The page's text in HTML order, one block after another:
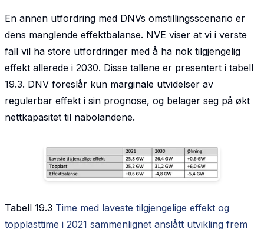
En annen utfordring med DNVs omstillingsscenario er
dens manglende effektbalanse. NVE viser at vi i verste
fall vil ha store utfordringer med å ha nok tilgjengelig
effekt allerede i 2030. Disse tallene er presentert i tabell
19.3. DNV foreslår kun marginale utvidelser av
regulerbar effekt i sin prognose, og belager seg på økt
nettkapasitet til nabolandene.
Tabell 19.3 Time med laveste tilgjengelige effekt og
topplasttime i 2021 sammenlignet anslått utvikling frem